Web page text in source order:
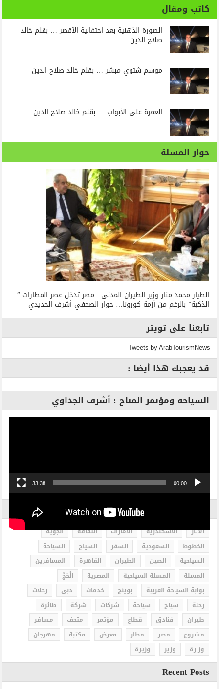
كاتب ومقال
الصورة الذهنية بعد احتفالية الأقصر … بقلم خالد
صلاح الدين
موسم شتوي مبشر … بقلم خالد صلاح الدين
العمرة على الأبواب … بقلم خالد صلاح الدين
حوار المسلة
الطيار محمد منار وزير الطيران المدنى: مصر تدخل عصر المطارات ”
الذكية” بالرغم من أزمة كورونا… حوار الصحفي أشرف الحديدي
تابعنا على تويتر
Tweets by ArabTourismNews
قد يعجبك هذا أيضا :
السياحة ومؤتمر المناخ : أشرف الجداوي
00:00
33:38
الاثار الاسكندرية الامارات الثقافة
الجوية
الخطوط
السعودية السفر السياح
السياحة
السياحية
الصين الطيران القاهرة
المسافرين
المسلة
المسلة السياحية المصرية
الْحَجُّ
بوابة السياحة العربية
بوينج خدمات دبى
رحلات
رحلة
سياح سياحة شركات شركة
طائرة
طيران
فنادق قطاع مؤتمر متحف
مسافر
مشروع
مصر مطار معرض مكتبة
مهرجان
وزارة
وزير وزيرة
Recent Posts